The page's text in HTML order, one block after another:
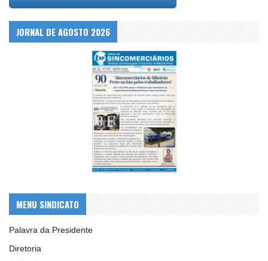
JORNAL DE AGOSTO 2026
MENU SINDICATO
Palavra da Presidente
Diretoria